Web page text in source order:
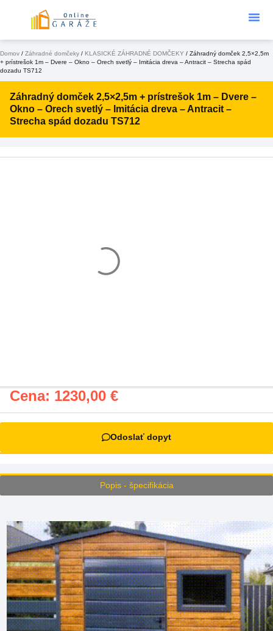
Domov / Záhradné domčeky / KLASICKÉ ZÁHRADNÉ DOMČEKY / Záhradný domček 2,5×2,5m
+ prístrešok 1m – Dvere – Okno – Orech svetlý – Imitácia dreva – Antracit – Strecha spád
dozadu TS712
Záhradný domček 2,5×2,5m + prístrešok 1m – Dvere –
Okno – Orech svetlý – Imitácia dreva – Antracit –
Strecha spád dozadu TS712
Cena: 1230,00 €
Odoslať dopyt
Popis - špecifikácia